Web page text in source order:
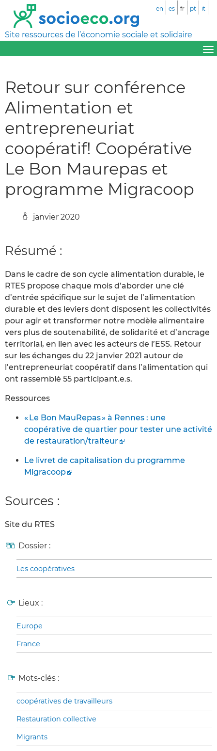
Site ressources de l’économie sociale et solidaire
en es fr pt it
Retour sur conférence
Alimentation et
entrepreneuriat
coopératif! Coopérative
Le Bon Maurepas et
programme Migracoop
janvier 2020
Résumé :
Dans le cadre de son cycle alimentation durable, le
RTES propose chaque mois d’aborder une clé
d’entrée spécifique sur le sujet de l’alimentation
durable et des leviers dont disposent les collectivités
pour agir et transformer notre modèle alimentaire
vers plus de soutenabilité, de solidarité et d’ancrage
territorial, en lien avec les acteurs de l’ESS. Retour
sur les échanges du 22 janvier 2021 autour de
l’entrepreneuriat coopératif dans l’alimentation qui
ont rassemblé 55 participant.e.s.
Ressources
« Le Bon MauRepas » à Rennes : une
coopérative de quartier pour tester une activité
de restauration/traiteur
Le livret de capitalisation du programme
Migracoop
Sources :
Site du RTES
Dossier :
Les coopératives
Lieux :
Europe
France
Mots-clés :
coopératives de travailleurs
Restauration collective
Migrants